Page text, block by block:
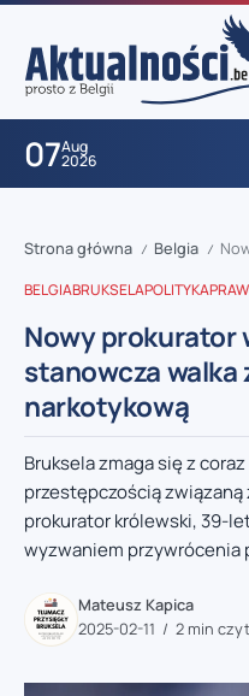
07Aug
2026
Strona główna / Belgia / Nowy
BELGIABRUKSELAPOLITYKA
Nowy prokurator
stanowcza
narkotykową
Bruksela zmaga się z
przestępczością
prokurator królewski, 39-
wyzwaniem przywrócenia
Mateusz Kapica
2025-02-11
2 min